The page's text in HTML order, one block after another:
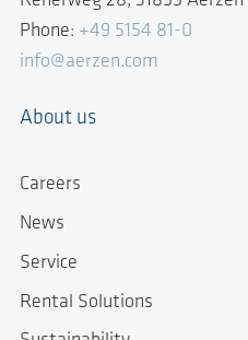
Phone: +49 5154 81-0
info@aerzen.com
About us
Careers
News
Service
Rental Solutions